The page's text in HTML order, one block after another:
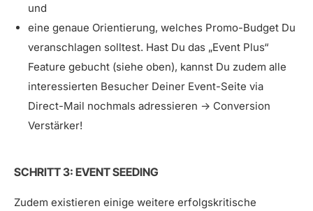
und
eine genaue Orientierung, welches Promo-Budget Du
veranschlagen solltest. Hast Du das „Event Plus“
Feature gebucht (siehe oben), kannst Du zudem alle
interessierten Besucher Deiner Event-Seite via
Direct-Mail nochmals adressieren -> Conversion
Verstärker!
SCHRITT 3: EVENT SEEDING
Zudem existieren einige weitere erfolgskritische